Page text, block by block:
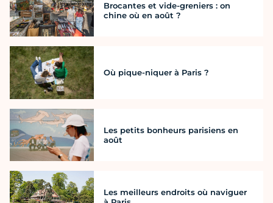
Brocantes et vide-greniers : on
chine où en août ?
Où pique-niquer à Paris ?
Les petits bonheurs parisiens en
août
Les meilleurs endroits où naviguer